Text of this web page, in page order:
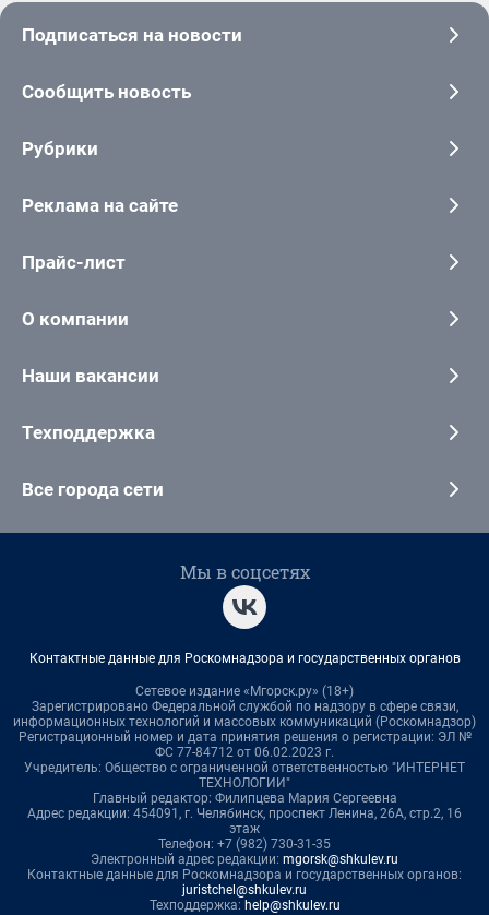
Подписаться на новости
Сообщить новость
Рубрики
Реклама на сайте
Прайс-лист
О компании
Наши вакансии
Техподдержка
Все города сети
Мы в соцсетях
Контактные данные для Роскомнадзора и государственных органов
Сетевое издание «Мгорск.ру» (18+)
Зарегистрировано Федеральной службой по надзору в сфере связи,
информационных технологий и массовых коммуникаций (Роскомнадзор)
Регистрационный номер и дата принятия решения о регистрации: ЭЛ №
ФС 77-84712 от 06.02.2023 г.
Учредитель: Общество с ограниченной ответственностью "ИНТЕРНЕТ
ТЕХНОЛОГИИ"
Главный редактор: Филипцева Мария Сергеевна
Адрес редакции: 454091, г. Челябинск, проспект Ленина, 26А, стр.2, 16
этаж
Телефон: +7 (982) 730-31-35
Электронный адрес редакции: mgorsk@shkulev.ru
Контактные данные для Роскомнадзора и государственных органов:
juristchel@shkulev.ru
Техподдержка: help@shkulev.ru